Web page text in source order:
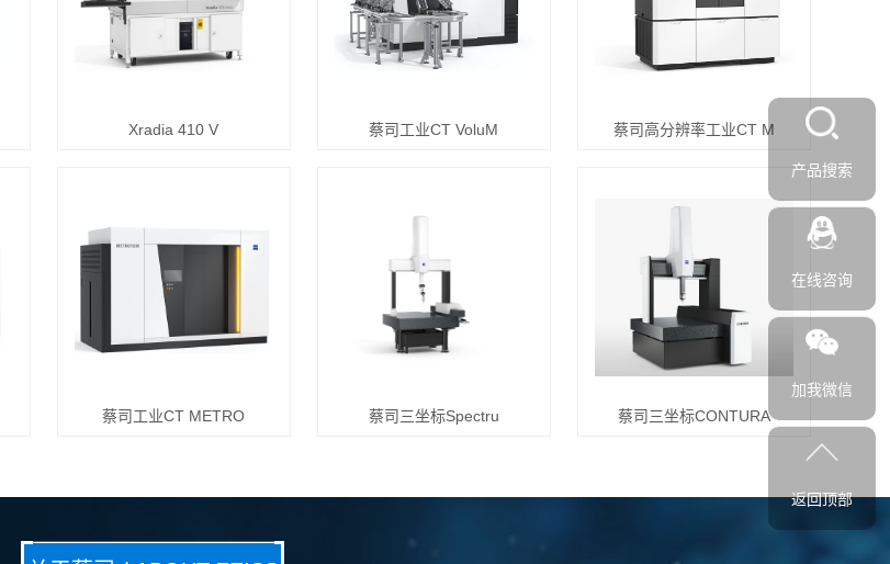
Xradia 410 V 蔡司工业CT VoluM 蔡司高分辨率工业CT M
蔡司工业CT METRO 蔡司三坐标Spectru 蔡司三坐标CONTURA
产品搜索
在线咨询
加我微信
返回顶部